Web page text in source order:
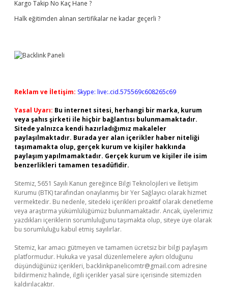
Kargo Takip No Kaç Hane ?
Halk eğitimden alınan sertifikalar ne kadar geçerli ?
Reklam ve İletişim: Skype: live:.cid.575569c608265c69
Yasal Uyarı: Bu internet sitesi, herhangi bir marka, kurum
veya şahıs şirketi ile hiçbir bağlantısı bulunmamaktadır.
Sitede yalnızca kendi hazırladığımız makaleler
paylaşılmaktadır. Burada yer alan içerikler haber niteliği
taşımamakta olup, gerçek kurum ve kişiler hakkında
paylaşım yapılmamaktadır. Gerçek kurum ve kişiler ile isim
benzerlikleri tamamen tesadüfidir.
Sitemiz, 5651 Sayılı Kanun gereğince Bilgi Teknolojileri ve İletişim
Kurumu (BTK) tarafından onaylanmış bir Yer Sağlayıcı olarak hizmet
vermektedir. Bu nedenle, sitedeki içerikleri proaktif olarak denetleme
veya araştırma yükümlülüğümüz bulunmamaktadır. Ancak, üyelerimiz
yazdıkları içeriklerin sorumluluğunu taşımakta olup, siteye üye olarak
bu sorumluluğu kabul etmiş sayılırlar.
Sitemiz, kar amacı gütmeyen ve tamamen ücretsiz bir bilgi paylaşım
platformudur. Hukuka ve yasal düzenlemelere aykırı olduğunu
düşündüğünüz içerikleri, backlinkpanelicomtr@gmail.com adresine
bildirmeniz halinde, ilgili içerikler yasal süre içerisinde sitemizden
kaldırılacaktır.